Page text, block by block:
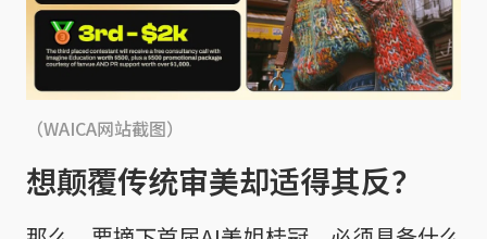
（WAICA网站截图）
想颠覆传统审美却适得其反？